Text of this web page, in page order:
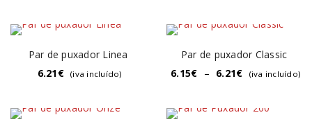
Par de puxador Linea
6.21€ (iva incluído)
Par de puxador Classic
6.15€ – 6.21€ (iva incluído)